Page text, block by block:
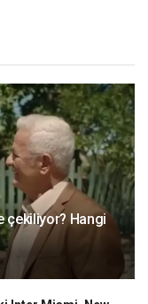
çekiliyor? Hangi